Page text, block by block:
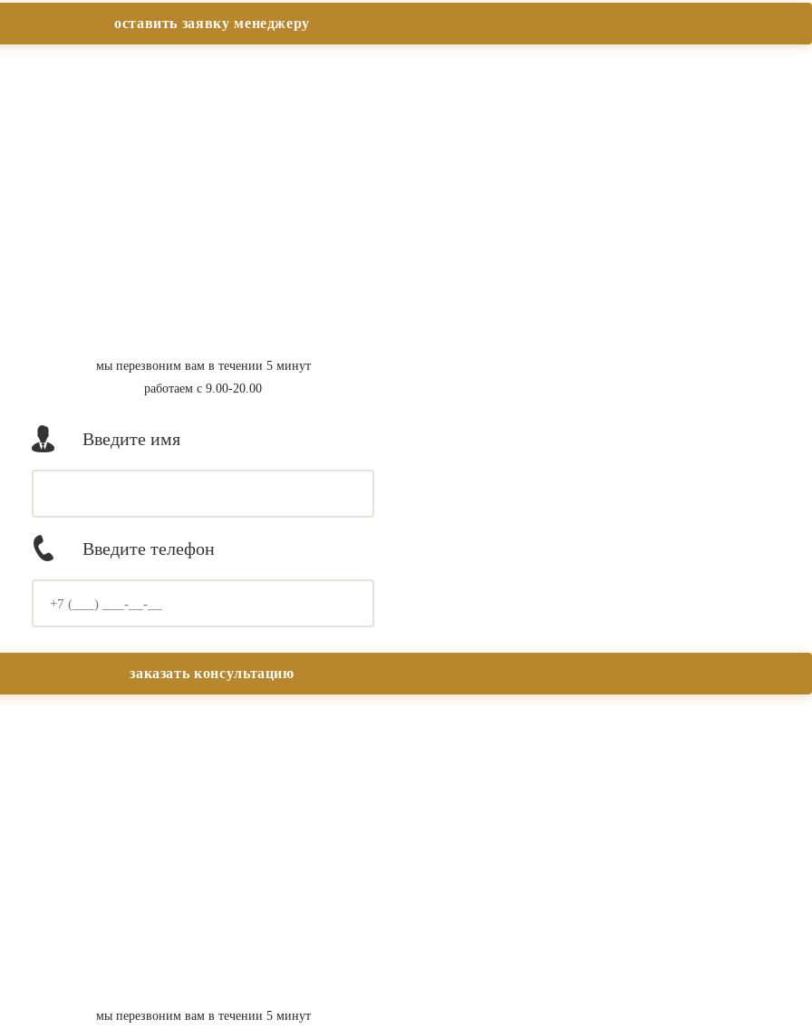
мы перезвоним вам в течении 5 минут
работаем с 9.00-20.00
Введите имя
Введите телефон
мы перезвоним вам в течении 5 минут